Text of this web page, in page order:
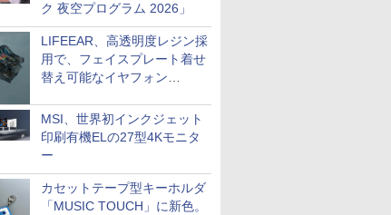
ク 夜空プログラム 2026」
LIFEEAR、高透明度レジン採
用で、フェイスプレート着せ
替え可能なイヤフォン
MSI、世界初インクジェット
印刷有機ELの27型4Kモニタ
ー
カセットテープ型キーホルダ
「MUSIC TOUCH」に新色。